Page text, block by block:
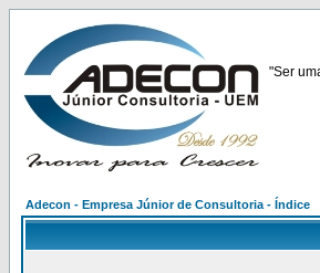
"Ser
Adecon - Empresa Júnior de Consultoria - Índice